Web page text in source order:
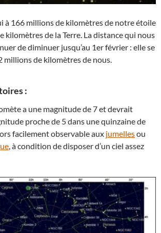
à 166 millions de kilomètres de notre étoile
kilomètres de la Terre. La distance qui nous
de diminuer jusqu’au 1er février : elle se
millions de kilomètres de nous.
:
a une magnitude de 7 et devrait
proche de 5 dans une quinzaine de
facilement observable aux jumellesou
, à condition de disposer d’un ciel assez